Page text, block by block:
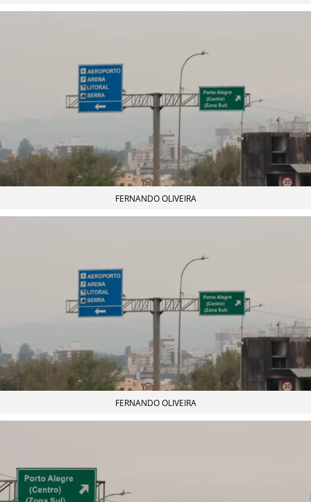
FERNANDO OLIVEIRA
FERNANDO OLIVEIRA